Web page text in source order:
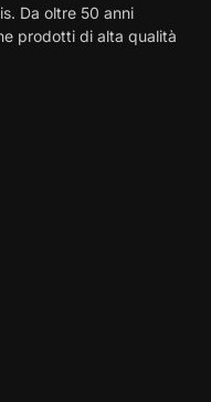
Da oltre 50 anni
prodotti di alta qualità